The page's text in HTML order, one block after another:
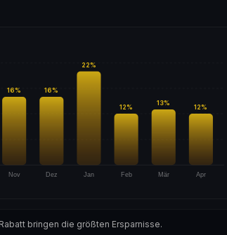
Nov
16%
Dez
16%
Jan
22%
Feb
12%
Mär
13%
Apr
12%
bringen die größten Ersparnisse.